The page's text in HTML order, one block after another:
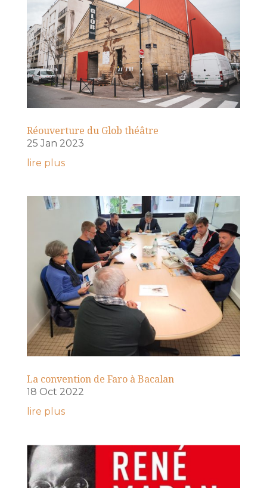
Réouverture du Glob théâtre
25 Jan 2023
lire plus
La convention de Faro à Bacalan
18 Oct 2022
lire plus